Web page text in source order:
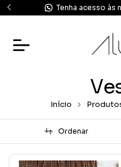
Tenha acesso às
Início
Ordenar